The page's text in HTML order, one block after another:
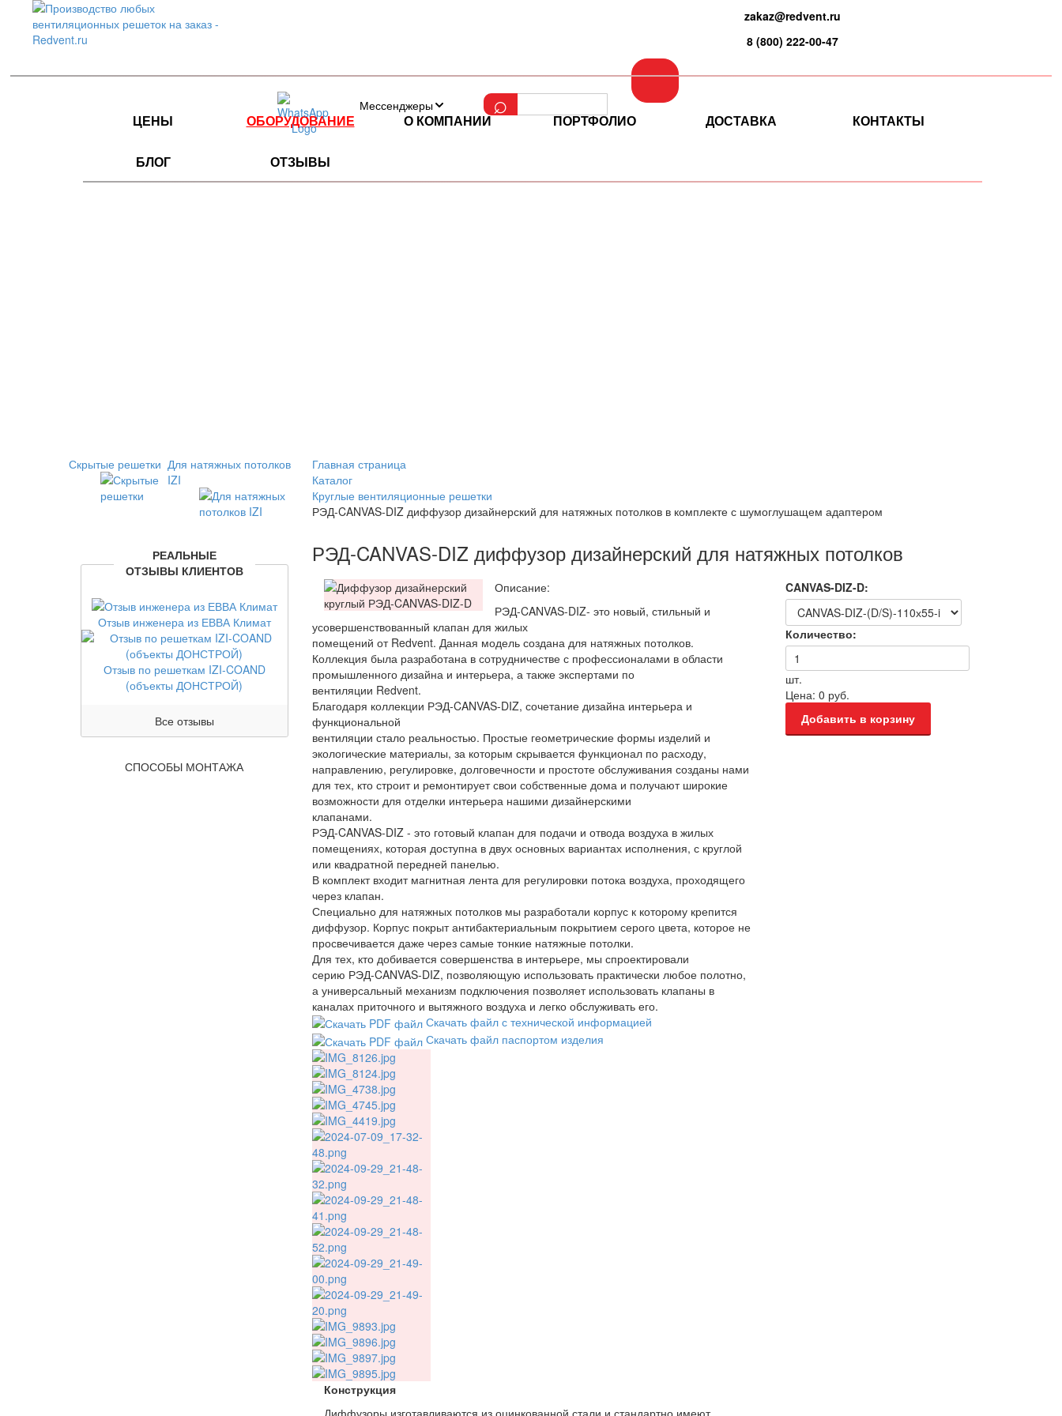
Мессенджеры
zakaz@redvent.ru
8 (800) 222-00-47
РЭД-CANVAS-DIZ диффузор дизайнерский для натяжных потолков
Описание:
РЭД-CANVAS-DIZ- это новый, стильный и
усовершенствованный клапан для жилых
помещений от Redvent. Данная модель создана для натяжных потолков.
Коллекция была разработана в сотрудничестве с профессионалами в области
промышленного дизайна и интерьера, а также экспертами по
вентиляции Redvent.
Благодаря коллекции РЭД-CANVAS-DIZ, сочетание дизайна интерьера и
функциональной
вентиляции стало реальностью. Простые геометрические формы изделий и
экологические материалы, за которым скрывается функционал по расходу,
направлению, регулировке, долговечности и простоте обслуживания созданы нами
для тех, кто строит и ремонтирует свои собственные дома и получают широкие
возможности для отделки интерьера нашими дизайнерскими
клапанами.
РЭД-CANVAS-DIZ - это готовый клапан для подачи и отвода воздуха в жилых
помещениях, которая доступна в двух основных вариантах исполнения, с круглой
или квадратной передней панелью.
В комплект входит магнитная лента для регулировки потока воздуха, проходящего
через клапан.
Специально для натяжных потолков мы разработали корпус к которому крепится
диффузор. Корпус покрыт антибактериальным покрытием серого цвета, которое не
просвечивается даже через самые тонкие натяжные потолки.
Для тех, кто добивается совершенства в интерьере, мы спроектировали
серию РЭД-CANVAS-DIZ, позволяющую использовать практически любое полотно,
а универсальный механизм подключения позволяет использовать клапаны в
каналах приточного и вытяжного воздуха и легко обслуживать его.
Скачать файл с технической информацией
Скачать файл паспортом изделия
Конструкция
Диффузоры изготавливаются из оцинкованной стали и стандартно имеют
CANVAS-DIZ-D:
Количество:
шт.
Цена: 0 руб.
Главная страница
Каталог
Круглые вентиляционные решетки
РЭД-CANVAS-DIZ диффузор дизайнерский для натяжных потолков в комплекте с шумоглушащем адаптером
Скрытые решетки Для натяжных потолков
IZI
РЕАЛЬНЫЕ
ОТЗЫВЫ КЛИЕНТОВ
Отзыв инженера из ЕВВА Климат
Отзыв по решеткам IZI-COAND
(объекты ДОНСТРОЙ)
Все отзывы
СПОСОБЫ МОНТАЖА
ЦЕНЫ ОБОРУДОВАНИЕ О КОМПАНИИ ПОРТФОЛИО ДОСТАВКА КОНТАКТЫ
БЛОГ ОТЗЫВЫ